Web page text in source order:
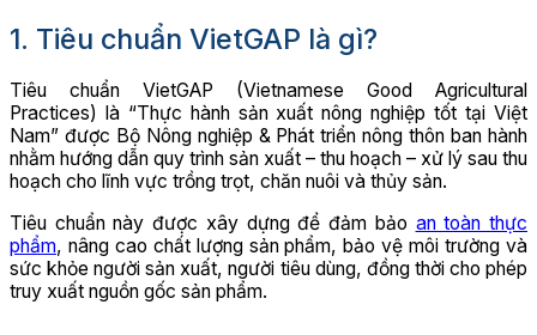
1. Tiêu chuẩn VietGAP là gì?
Tiêu chuẩn VietGAP (Vietnamese Good Agricultural
Practices) là “Thực hành sản xuất nông nghiệp tốt tại Việt
Nam” được Bộ Nông nghiệp & Phát triển nông thôn ban hành
nhằm hướng dẫn quy trình sản xuất – thu hoạch – xử lý sau thu
hoạch cho lĩnh vực trồng trọt, chăn nuôi và thủy sản.
Tiêu chuẩn này được xây dựng để đảm bảo an toàn thực
phẩm, nâng cao chất lượng sản phẩm, bảo vệ môi trường và
sức khỏe người sản xuất, người tiêu dùng, đồng thời cho phép
truy xuất nguồn gốc sản phẩm.